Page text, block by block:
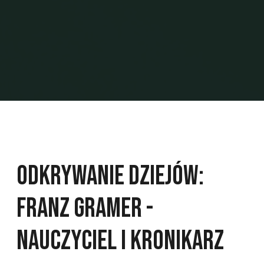
Odkrywanie Dziejów:
Franz Gramer -
Nauczyciel i Kronikarz